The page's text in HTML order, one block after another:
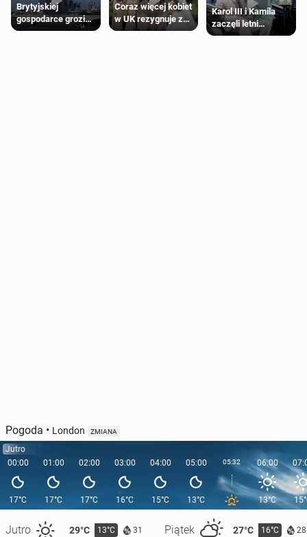
Brytyjskiej
gospodarce grozi
recesja, jeśli
Coraz więcej kobiet
w UK rezygnuje z
roli druhny na
Karol III i Kamila
zaczęli letni
odpoczynek po
Pogoda • London ZMIANA
Jutro
00:00
17°C
Jutro 29°C 13°C 31 Piątek 27°C 16°C 28
01:00
17°C
02:00
17°C
03:00
16°C
04:00
15°C
05:00
13°C
05:32 06:00
13°C